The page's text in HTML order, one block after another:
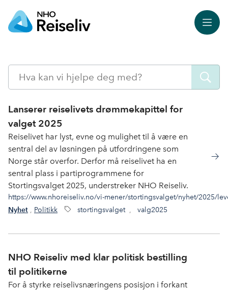
Meny
Søk
Lanserer reiselivets drømmekapittel for
valget 2025
Reiselivet har lyst, evne og mulighet til å være en
sentral del av løsningen på utfordringene som
Norge står overfor. Derfor må reiselivet ha en
sentral plass i partiprogrammene for
Stortingsvalget 2025, understreker NHO Reiseliv.
https://www.nhoreiseliv.no/vi-mener/stortingsvalget/nyhet/2025/
Nyhet , Politikk stortingsvalget , valg2025
NHO Reiseliv med klar politisk bestilling
til politikerne
For å styrke reiselivsnæringens posisjon i forkant